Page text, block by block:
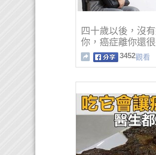
四十歲以後，沒
你，癌症離你還
3452觀看